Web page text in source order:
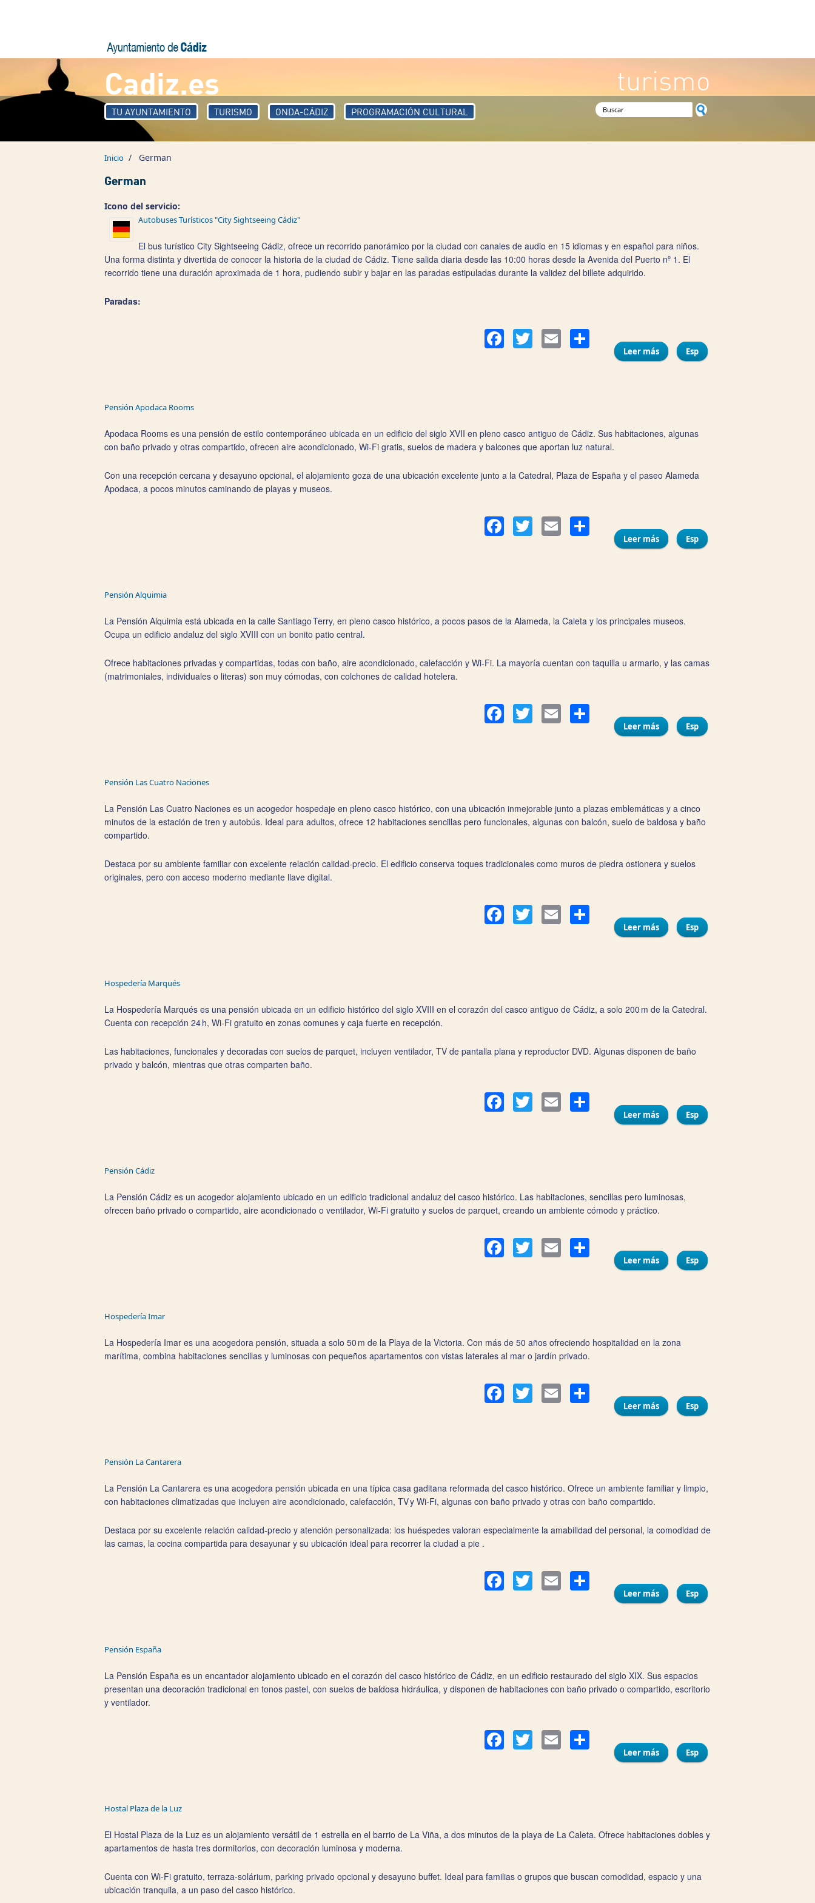
Cadiz.es turismo
TU AYUNTAMIENTO TURISMO ONDA-CÁDIZ PROGRAMACIÓN CULTURAL Formulario de búsqueda
Inicio / German
German
Icono del servicio:
Autobuses Turísticos "City Sightseeing Cádiz"
El bus turístico City Sightseeing Cádiz, ofrece un recorrido panorámico por la ciudad con canales de audio en 15 idiomas y en español para niños.
Una forma distinta y divertida de conocer la historia de la ciudad de Cádiz. Tiene salida diaria desde las 10:00 horas desde la Avenida del Puerto nº 1. El
recorrido tiene una duración aproximada de 1 hora, pudiendo subir y bajar en las paradas estipuladas durante la validez del billete adquirido.
Paradas:
FacebookTwitter Email Compartir
Leer más
sobre Autobuses Turísticos "City
Esp
Pensión Apodaca Rooms
Apodaca Rooms es una pensión de estilo contemporáneo ubicada en un edificio del siglo XVII en pleno casco antiguo de Cádiz. Sus habitaciones, algunas
con baño privado y otras compartido, ofrecen aire acondicionado, Wi‑Fi gratis, suelos de madera y balcones que aportan luz natural.
Con una recepción cercana y desayuno opcional, el alojamiento goza de una ubicación excelente junto a la Catedral, Plaza de España y el paseo Alameda
Apodaca, a pocos minutos caminando de playas y museos.
FacebookTwitter Email Compartir
Leer más sobre Pensión Apodaca Rooms
Esp
Pensión Alquimia
La Pensión Alquimia está ubicada en la calle Santiago Terry, en pleno casco histórico, a pocos pasos de la Alameda, la Caleta y los principales museos.
Ocupa un edificio andaluz del siglo XVIII con un bonito patio central.
Ofrece habitaciones privadas y compartidas, todas con baño, aire acondicionado, calefacción y Wi‑Fi. La mayoría cuentan con taquilla u armario, y las camas
­(matrimoniales, individuales o literas) son muy cómodas, con colchones de calidad hotelera.
FacebookTwitter Email Compartir
Leer más sobre Pensión Alquimia
Esp
Pensión Las Cuatro Naciones
La Pensión Las Cuatro Naciones es un acogedor hospedaje en pleno casco histórico, con una ubicación inmejorable junto a plazas emblemáticas y a cinco
minutos de la estación de tren y autobús. Ideal para adultos, ofrece 12 habitaciones sencillas pero funcionales, algunas con balcón, suelo de baldosa y baño
compartido.
Destaca por su ambiente familiar con excelente relación calidad-precio. El edificio conserva toques tradicionales como muros de piedra ostionera y suelos
originales, pero con acceso moderno mediante llave digital.
FacebookTwitter Email Compartir
Leer más sobre Pensión Las Cuatro Naciones
Esp
Hospedería Marqués
La Hospedería Marqués es una pensión ubicada en un edificio histórico del siglo XVIII en el corazón del casco antiguo de Cádiz, a solo 200 m de la Catedral.
Cuenta con recepción 24 h, Wi‑Fi gratuito en zonas comunes y caja fuerte en recepción.
Las habitaciones, funcionales y decoradas con suelos de parquet, incluyen ventilador, TV de pantalla plana y reproductor DVD. Algunas disponen de baño
privado y balcón, mientras que otras comparten baño.
FacebookTwitter Email Compartir
Leer más sobre Hospedería Marqués
Esp
Pensión Cádiz
La Pensión Cádiz es un acogedor alojamiento ubicado en un edificio tradicional andaluz del casco histórico. Las habitaciones, sencillas pero luminosas,
ofrecen baño privado o compartido, aire acondicionado o ventilador, Wi‑Fi gratuito y suelos de parquet, creando un ambiente cómodo y práctico.
FacebookTwitter Email Compartir
Leer más sobre Pensión Cádiz
Esp
Hospedería Imar
La Hospedería Imar es una acogedora pensión, situada a solo 50 m de la Playa de la Victoria. Con más de 50 años ofreciendo hospitalidad en la zona
marítima, combina habitaciones sencillas y luminosas con pequeños apartamentos con vistas laterales al mar o jardín privado.
FacebookTwitter Email Compartir
Leer más sobre Hospedería Imar
Esp
Pensión La Cantarera
La Pensión La Cantarera es una acogedora pensión ubicada en una típica casa gaditana reformada del casco histórico. Ofrece un ambiente familiar y limpio,
con habitaciones climatizadas que incluyen aire acondicionado, calefacción, TV y Wi‑Fi, algunas con baño privado y otras con baño compartido.
Destaca por su excelente relación calidad‑precio y atención personalizada: los huéspedes valoran especialmente la amabilidad del personal, la comodidad de
las camas, la cocina compartida para desayunar y su ubicación ideal para recorrer la ciudad a pie .
FacebookTwitter Email Compartir
Leer más sobre Pensión La Cantarera
Esp
Pensión España
La Pensión España es un encantador alojamiento ubicado en el corazón del casco histórico de Cádiz, en un edificio restaurado del siglo XIX. Sus espacios
presentan una decoración tradicional en tonos pastel, con suelos de baldosa hidráulica, y disponen de habitaciones con baño privado o compartido, escritorio
y ventilador.
FacebookTwitter Email Compartir
Leer más sobre Pensión España
Esp
Hostal Plaza de la Luz
El Hostal Plaza de la Luz es un alojamiento versátil de 1 estrella en el barrio de La Viña, a dos minutos de la playa de La Caleta. Ofrece habitaciones dobles y
apartamentos de hasta tres dormitorios, con decoración luminosa y moderna.
Cuenta con Wi‑Fi gratuito, terraza-solárium, parking privado opcional y desayuno buffet. Ideal para familias o grupos que buscan comodidad, espacio y una
ubicación tranquila, a un paso del casco histórico.